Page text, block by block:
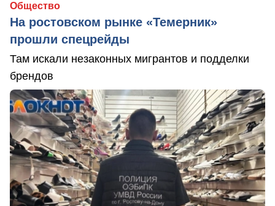
Общество
На ростовском рынке «Темерник»
прошли спецрейды
Там искали незаконных мигрантов и подделки
брендов